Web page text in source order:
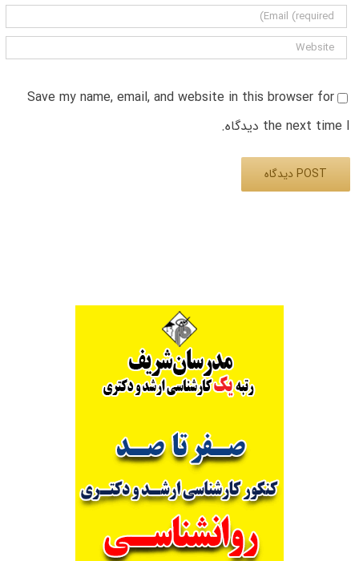
Save my name, email, and website in this browser for
the next time I دیدگاه.